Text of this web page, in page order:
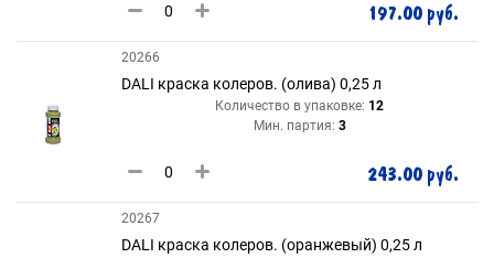
197.00 руб.
20266
DALI краска колеров. (олива) 0,25 л
Количество в упаковке: 12
Мин. партия: 3
243.00 руб.
20267
DALI краска колеров. (оранжевый) 0,25 л